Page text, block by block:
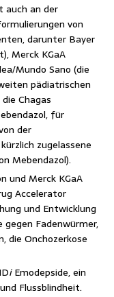
auch an der
von
darunter Bayer
Merck KGaA
Mundo Sano (die
pädiatrischen
Chagas
für
der
zugelassene
Mebendazol).
und Merck KGaA
Accelerator
und Entwicklung
Fadenwürmer,
die Onchozerkose
iEmodepside, ein
Flussblindheit.